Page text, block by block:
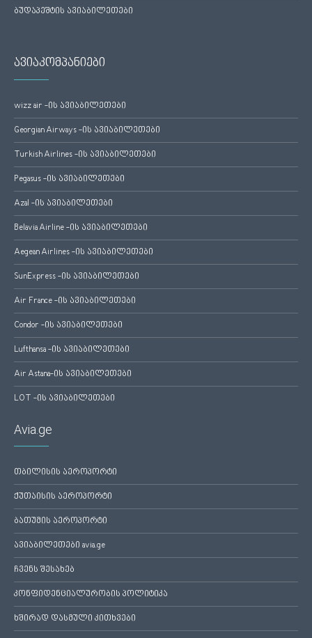
ბუდაპეშტის ავიაბილეთები
ავიაკომპანიები
wizz air -ის ავიაბილეთები
Georgian Airways -ის ავიაბილეთები
Turkish Airlines -ის ავიაბილეთები
Pegasus -ის ავიაბილეთები
Azal -ის ავიაბილეთები
Belavia Airline -ის ავიაბილეთები
Aegean Airlines -ის ავიაბილეთები
SunExpress -ის ავიაბილეთები
Air France -ის ავიაბილეთები
Condor -ის ავიაბილეთები
Lufthansa -ის ავიაბილეთები
Air Astana-ის ავიაბილეთები
LOT -ის ავიაბილეთები
Avia.ge
თბილისის აეროპორტი
ქუთაისის აეროპორტი
ბათუმის აეროპორტი
ავიაბილეთები avia.ge
ჩვენს შესახებ
კონფიდენციალურობის პოლიტიკა
ხშირად დასმული კითხვები